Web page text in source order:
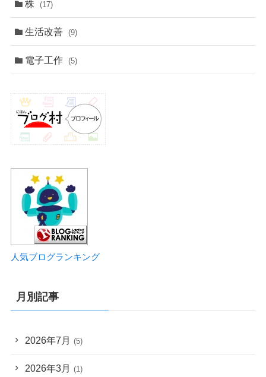
株 (17)
生活改善 (9)
電子工作 (5)
人気ブログランキング
月別記事
2026年7月 (5)
2026年3月 (1)